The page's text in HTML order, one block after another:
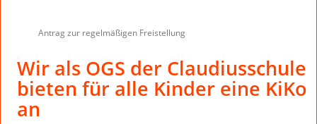
Antrag zur regelmäßigen Freistellung
Wir als OGS der Claudiusschule
bieten für alle Kinder eine KiKo
an